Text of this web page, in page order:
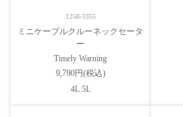
1258-3355
ミニケーブルクルーネックセータ
ー
Timely Warning
9,790円(税込)
4L 5L